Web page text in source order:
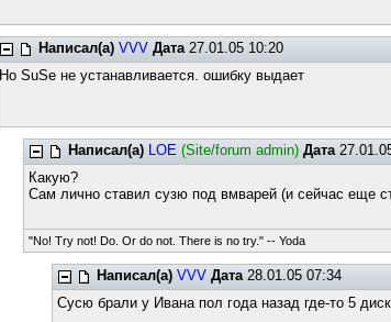
Написал(а) VVV Дата27.01.05 10:20
Но SuSe не устанавливается. ошибку выдает
Написал(а) LOE (Site/forum admin) Дата
Какую?
Сам лично ставил сузю под вмварей (и сейчас еще
"No! Try not! Do. Or do not. There is no try." -- Yoda
Написал(а) VVV Дата28.01.05 07:34
Сусю брали у Ивана пол года назад где-то 5